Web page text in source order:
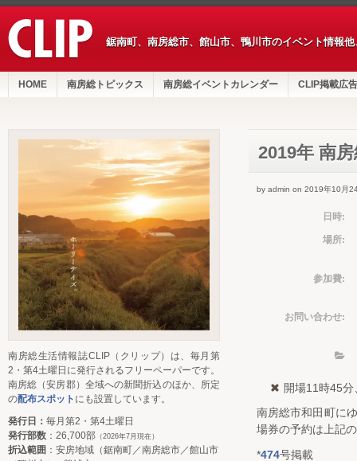
鋸南町、南房総市、館山市、鴨川市のイベント情報
HOME 南房総トピックス 南房総イベントカレンダー CLIP掲載広告
2019年 南
by admin on 2019年10月
日時:
場所:
参加費:
お問い合わせ:
開場11時45
南房総市和田町に
場券の予約は上記
*474号掲載
南房総生活情報誌CLIP（クリップ）は、毎月第
2・第4土曜日に発行されるフリーペーパーです。
南房総（安房郡）全域への新聞折込のほか、所定
の配布スポット にも設置しています。
発行日： 毎月第2・第4土曜日
発行部数 ：26,700部 （2026年7月現在）
折込範囲 ：安房地域（鋸南町／南房総市／館山市